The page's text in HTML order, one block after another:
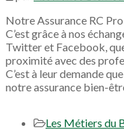
Notre Assurance RC
C’est grâce à nos
Twitter et Facebook,
proximité avec des
C’est à leur demande
notre assurance bien-
Les Métiers du